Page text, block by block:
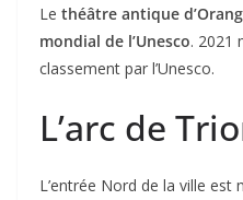
Le théâtre antique
mondial de l’Unesco. 2021
classement par l’Unesco.
L’arc de
L’entrée Nord de la ville est